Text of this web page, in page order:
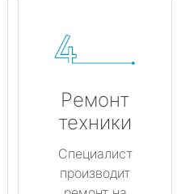
Ремонт
техники
Специалист
производит